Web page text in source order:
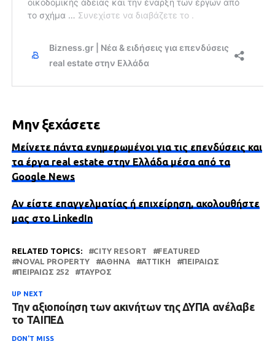
Μην ξεχάσετε
Μείνετε πάντα ενημερωμένοι για τις επενδύσεις και
τα έργα real estate στην Ελλάδα μέσα από τα
Google News
Αν είστε επαγγελματίας ή επιχείρηση, ακολουθήστε
μας στο LinkedIn
RELATED TOPICS: CITY RESORT
FEATURED
NOVAL PROPERTY
ΑΘΉΝΑ ΑΤΤΙΚΗ
ΠΕΙΡΑΙΏΣ
ΠΕΙΡΑΙΏΣ 252
ΤΑΎΡΟΣ
UP NEXT
Την αξιοποίηση των ακινήτων της ΔΥΠΑ ανέλαβε
το ΤΑΙΠΕΔ
DON'T MISS